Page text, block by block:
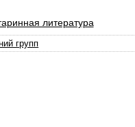
литература
групп